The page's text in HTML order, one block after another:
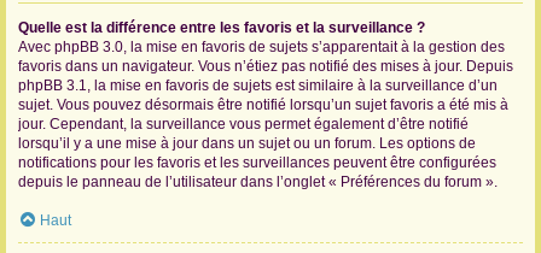
Quelle est la différence entre les favoris et la surveillance ?
Avec phpBB 3.0, la mise en favoris de sujets s’apparentait à la gestion des
favoris dans un navigateur. Vous n’étiez pas notifié des mises à jour. Depuis
phpBB 3.1, la mise en favoris de sujets est similaire à la surveillance d’un
sujet. Vous pouvez désormais être notifié lorsqu’un sujet favoris a été mis à
jour. Cependant, la surveillance vous permet également d’être notifié
lorsqu’il y a une mise à jour dans un sujet ou un forum. Les options de
notifications pour les favoris et les surveillances peuvent être configurées
depuis le panneau de l’utilisateur dans l’onglet « Préférences du forum ».
Haut